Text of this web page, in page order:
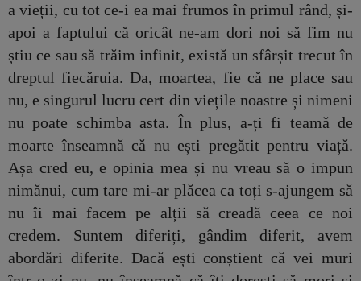
a vieții, cu tot ce-i ea mai frumos în primul rând, și-
apoi a faptului că oricât ne-am dori noi să fim nu
știu ce sau să trăim infinit, există un sfârșit trecut în
dreptul fiecăruia. Da, moartea, fie că ne place sau
nu, e singurul lucru cert din viețile noastre și nimeni
nu poate schimba asta. În plus, a-ți fi teamă de
moarte înseamnă că nu ești pregătit pentru viață.
Așa cred eu, e opinia mea și nu vreau să o impun
nimănui, cum tare mi-ar plăcea ca toți s-ajungem să
nu îi mai facem pe alții să creadă ceea ce noi
credem. Suntem diferiți, gândim diferit, avem
abordări diferite. Dacă ești conștient că vei muri